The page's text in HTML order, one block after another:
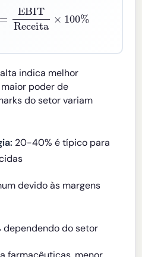
EBITReceita
indica melhor
poder de
do setor variam
20-40% é típico para
devido às margens
dependendo do setor